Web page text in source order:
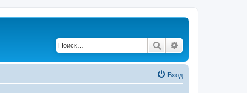
Поиск
Вход